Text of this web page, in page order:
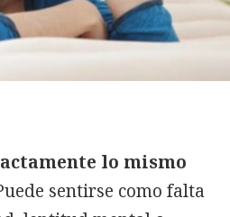
lo mismo
sentirse como falta